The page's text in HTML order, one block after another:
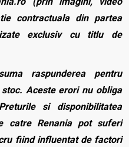
contractuala din partea
exclusiv cu titlu de
raspunderea pentru
Aceste erori nu obliga
si disponibilitatea
catre Renania pot suferi
fiind influentat de factori